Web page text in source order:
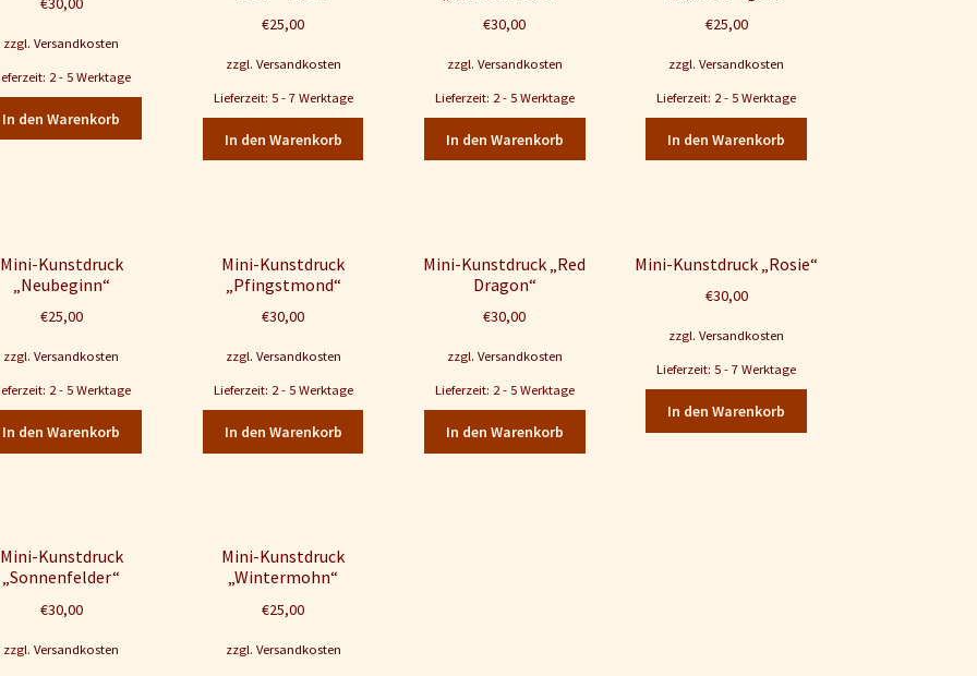
zzgl.Versandkosten
2 - 5 Werktage
In den Warenkorb
€25,00
zzgl. Versandkosten
Lieferzeit: 5 - 7 Werktage
In den Warenkorb
€30,00
zzgl. Versandkosten
Lieferzeit: 2 - 5 Werktage
In den Warenkorb
€25,00
zzgl.Versandkosten
Lieferzeit: 2 - 5 Werktage
In den Warenkorb
Mini-Kunstdruck
„Neubeginn“
€25,00
zzgl.Versandkosten
2 - 5 Werktage
In den Warenkorb
Mini-Kunstdruck
„Pfingstmond“
€30,00
zzgl. Versandkosten
Lieferzeit: 2 - 5 Werktage
In den Warenkorb
Mini-Kunstdruck „Red
Dragon“
€30,00
zzgl. Versandkosten
Lieferzeit: 2 - 5 Werktage
In den Warenkorb
Mini-Kunstdruck „Rosie“
€30,00
zzgl.Versandkosten
Lieferzeit: 5 - 7 Werktage
In den Warenkorb
Mini-Kunstdruck
„Sonnenfelder“
€30,00
zzgl.Versandkosten
Mini-Kunstdruck
„Wintermohn“
€25,00
zzgl. Versandkosten